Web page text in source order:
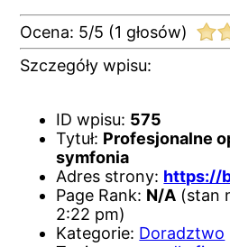
Ocena: 5/5 (1 głosów)
Szczegóły wpisu:
ID wpisu: 575
Tytuł: Profesjonalne
symfonia
Adres strony: https://
Page Rank: N/A (stan
2:22 pm)
Kategorie: Doradztwo